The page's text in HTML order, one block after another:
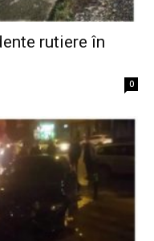
rutiere în
0